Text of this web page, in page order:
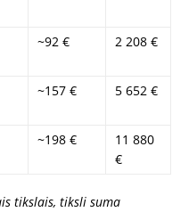
~92 € 2 208 €
~157 € 5 652 €
~198 €
11 880
€
tikslais, tiksli suma